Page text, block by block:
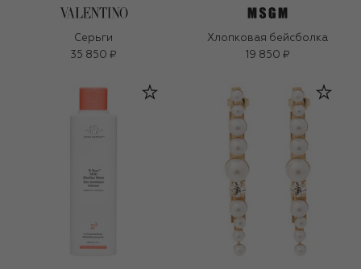
Серьги
35 850 ₽
Хлопковая бейсболка
19 850 ₽